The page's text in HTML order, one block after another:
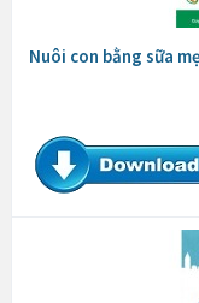
Nuôi con bằng sữa